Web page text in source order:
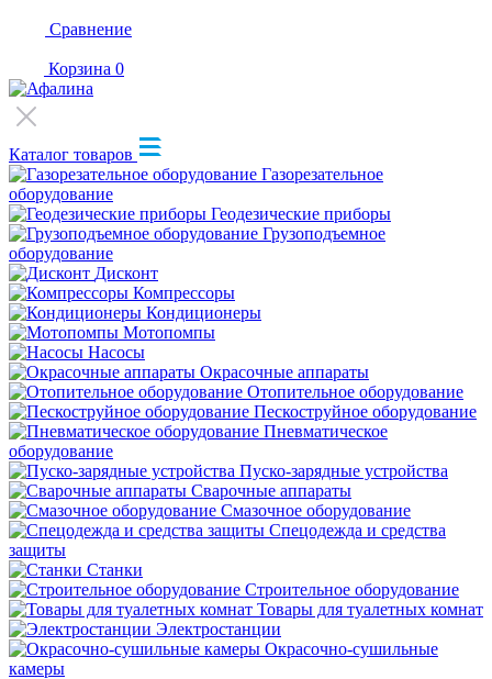
Сравнение
Корзина 0
Каталог товаров
Газорезательное
оборудование
Геодезические приборы
Грузоподъемное
оборудование
Дисконт
Компрессоры
Кондиционеры
Мотопомпы
Насосы
Окрасочные аппараты
Отопительное оборудование
Пескоструйное оборудование
Пневматическое
оборудование
Пуско-зарядные устройства
Сварочные аппараты
Смазочное оборудование
Спецодежда и средства
защиты
Станки
Строительное оборудование
Товары для туалетных комнат
Электростанции
Окрасочно-сушильные
камеры